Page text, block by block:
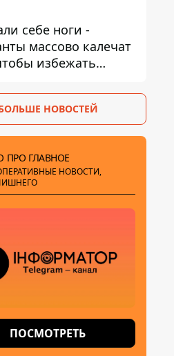
себе ноги -
массово калечат
избежать
НОВОСТЕЙ
ПРО ГЛАВНОЕ
НОВОСТИ,
ПОСМОТРЕТЬ